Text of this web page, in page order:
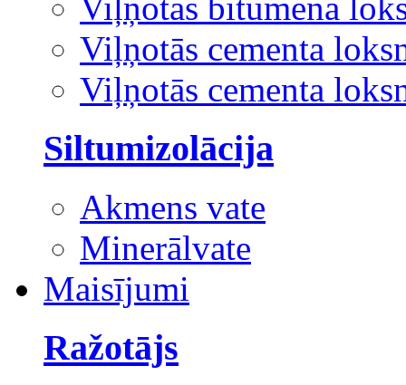
Viļņotās bitumena
Viļņotās cementa
Viļņotās cementa
Siltumizolācija
Akmens vate
Minerālvate
Maisījumi
Ražotājs